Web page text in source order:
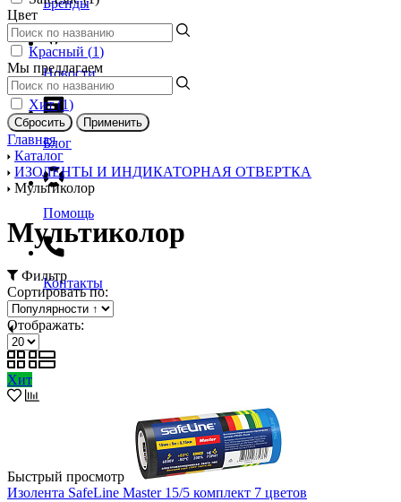
Бренды
Новости
Блог
Помощь
Контакты
Цвет
Красный (1)
Мы предлагаем
Хит (1)
Главная
Каталог
ИЗОЛЕНТЫ И ИНДИКАТОРНАЯ ОТВЕРТКА
Мультиколор
Мультиколор
Фильтр
Сортировать по:
Отображать:
Хит
Быстрый просмотр
Изолента SafeLine Master 15/5 комплект 7 цветов